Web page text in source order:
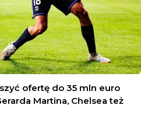
ofertę do 35 mln euro
Martina, Chelsea też